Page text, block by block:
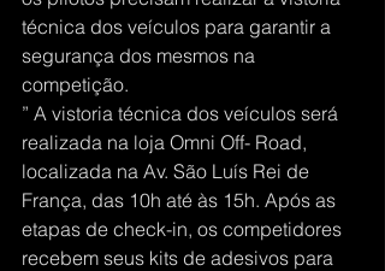
técnica dos veículos para garantir a
segurança dos mesmos na
competição.
” A vistoria técnica dos veículos será
realizada na loja Omni Off- Road,
localizada na Av. São Luís Rei de
França, das 10h até às 15h. Após as
etapas de check-in, os competidores
recebem seus kits de adesivos para